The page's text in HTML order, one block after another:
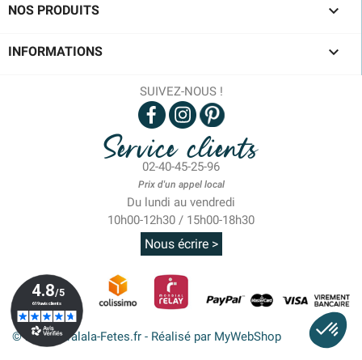
NOS PRODUITS 
INFORMATIONS 
SUIVEZ-NOUS !
Service clients
02-40-45-25-96
Prix d'un appel local
Du lundi au vendredi
10h00-12h30 / 15h00-18h30
Nous écrire >
© 2026 - Tralala-Fetes.fr - Réalisé par MyWebShop